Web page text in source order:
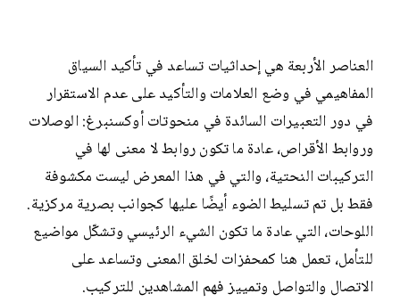
العناصر الأربعة هي إحداثيات تساعد في تأكيد السياق
المفاهيمي في وضع العلامات والتأكيد على عدم الاستقرار
في دور التعبيرات السائدة في منحوتات أوكسنبرغ: الوصلات
وروابط الأقراص، عادة ما تكون روابط لا معنى لها في
التركيبات النحتية، والتي في هذا المعرض ليست مكشوفة
فقط بل تم تسليط الضوء أيضًا عليها كجوانب بصرية مركزية.
اللوحات، التي عادة ما تكون الشيء الرئيسي وتشكّل مواضيع
للتأمل، تعمل هنا كمحفزات لخلق المعنى وتساعد على
الاتصال والتواصل وتمييز فهم المشاهدين للتركيب.